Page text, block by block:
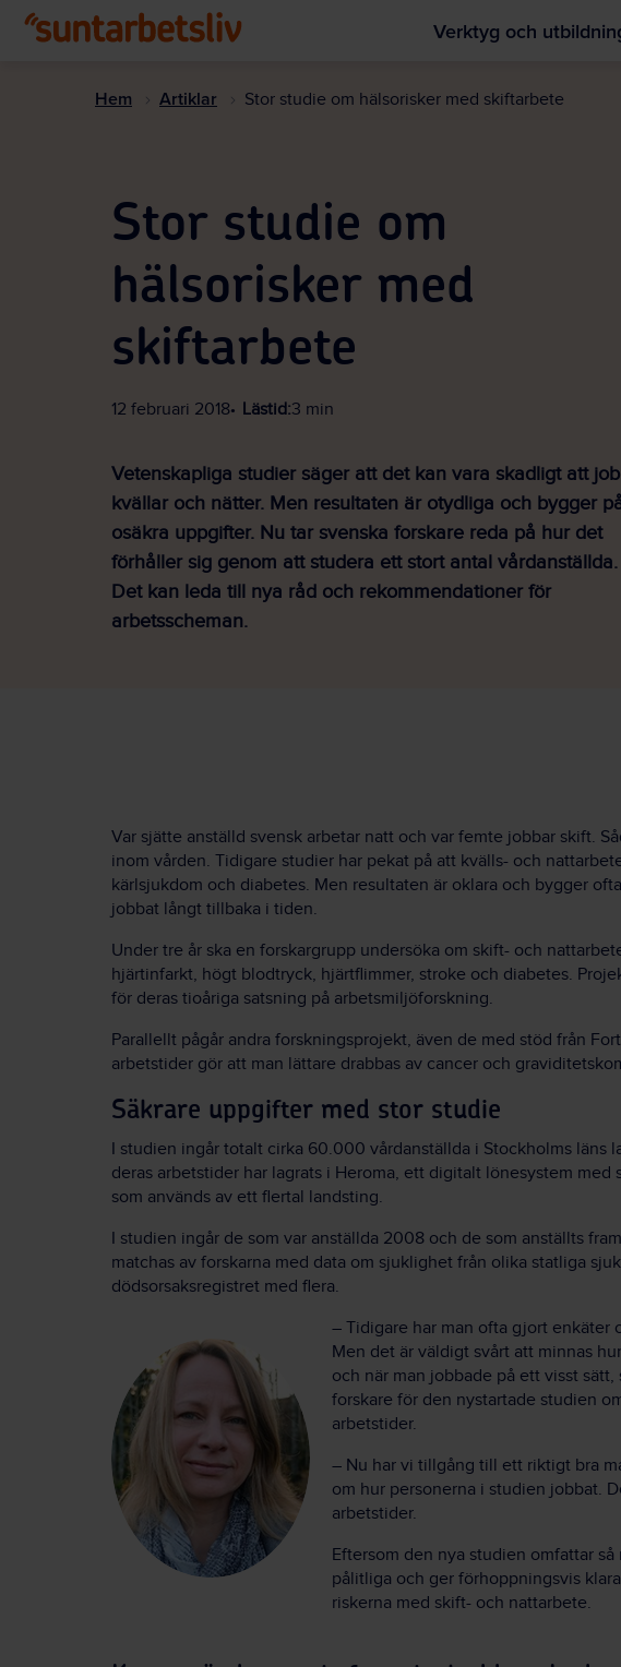
Verktyg och
Hem Artiklar Stor studie om hälsorisker med skiftarbete
Stor studie om
hälsorisker med
skiftarbete
12 februari 2018 Lästid:3 min
Vetenskapliga studier säger att det kan vara skadligt att
kvällar och nätter. Men resultaten är otydliga och bygger
osäkra uppgifter. Nu tar svenska forskare reda på hur det
förhåller sig genom att studera ett stort antal vårdanställda.
Det kan leda till nya råd och rekommendationer för
arbetsscheman.
Var sjätte anställd svensk arbetar natt och var femte jobbar skift.
inom vården. Tidigare studier har pekat på att kvälls- och
kärlsjukdom och diabetes. Men resultaten är oklara och bygger
jobbat långt tillbaka i tiden.
Under tre år ska en forskargrupp undersöka om skift- och
hjärtinfarkt, högt blodtryck, hjärtflimmer, stroke och diabetes.
för deras tioåriga satsning på arbetsmiljöforskning.
Parallellt pågår andra forskningsprojekt, även de med stöd från
arbetstider gör att man lättare drabbas av cancer och
Säkrare uppgifter med stor studie
I studien ingår totalt cirka 60.000 vårdanställda i Stockholms läns
deras arbetstider har lagrats i Heroma, ett digitalt lönesystem
som används av ett flertal landsting.
I studien ingår de som var anställda 2008 och de som anställts
matchas av forskarna med data om sjuklighet från olika statliga
dödsorsaksregistret med flera.
– Tidigare har man ofta gjort enkäter
Men det är väldigt svårt att minnas
och när man jobbade på ett visst
forskare för den nystartade studien
arbetstider.
– Nu har vi tillgång till ett riktigt bra
om hur personerna i studien jobbat.
arbetstider.
Eftersom den nya studien omfattar
pålitliga och ger förhoppningsvis
riskerna med skift- och nattarbete.